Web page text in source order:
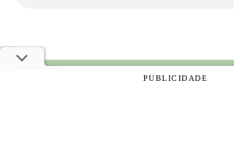
© 2026 Notícias Agrícolas. Todos os direitos reservados.
PUBLICIDADE